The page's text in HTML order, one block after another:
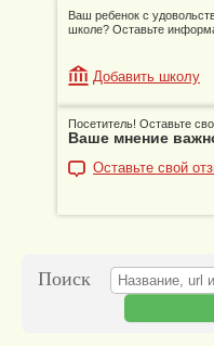
Ваш ребенок с
школе? Оставьте
Добавить школу
Посетитель! Оставьте
Ваше мнение
Оставьте свой
Поиск